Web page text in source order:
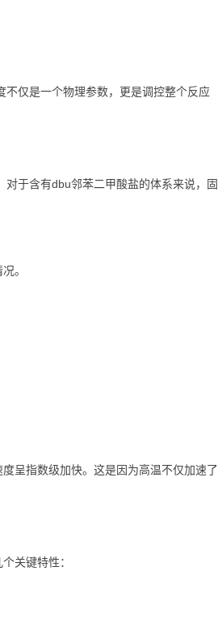
仅是一个物理参数，更是调控整个反应
于含有dbu邻苯二甲酸盐的体系来说，固
。
呈指数级加快。这是因为高温不仅加速了
关键特性：